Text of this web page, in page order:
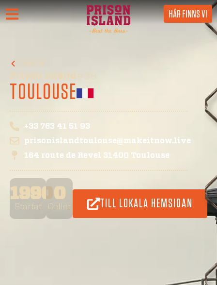
HÄR FINNS VI
France
Prison Island#38
TOULOUSE
+33 763 41 51 93
prisonislandtoulouse@makeitnow.live
164 route de Revel 31400 Toulouse
Startat
1990
Celler
0
TILL LOKALA HEMSIDAN